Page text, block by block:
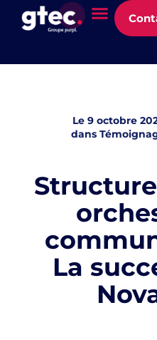
Panneau de gestion des cookies
Le 9 octobre
dans
La